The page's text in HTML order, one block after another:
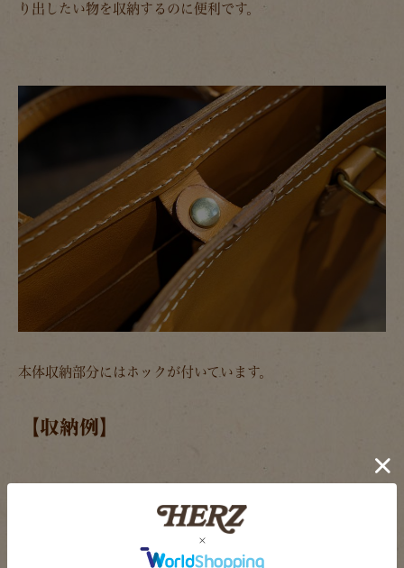
り出したい物を収納するのに便利です。
本体収納部分にはホックが付いています。
【収納例】